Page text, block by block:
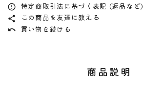
error_outline 特定商取引法に基づく表記 (返品など)
share この商品を友達に教える
undo 買い物を続ける
商品説明